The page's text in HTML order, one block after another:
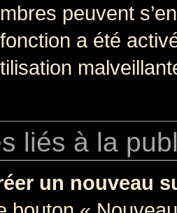
peuvent
a été
liés à la
un nouveau